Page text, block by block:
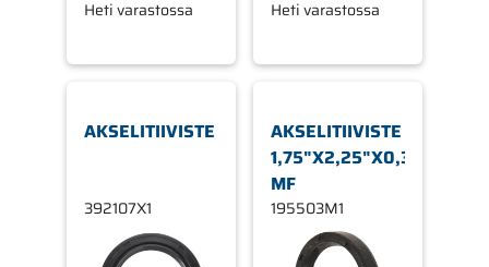
Heti varastossa Heti varastossa
AKSELITIIVISTE
392107X1
AKSELITIIVISTE
1,75"X2,25"X0,37"
MF
195503M1